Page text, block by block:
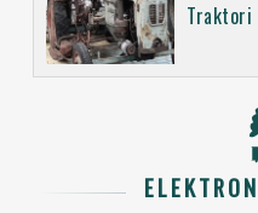
Traktori